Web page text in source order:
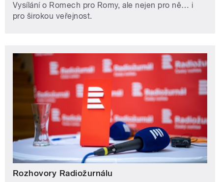
Vysílání o Romech pro Romy, ale nejen pro ně… i
pro širokou veřejnost.
Rozhovory Radiožurnálu